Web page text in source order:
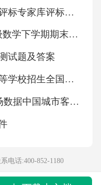
和改进等要素。A
；B项过程控制是
销策略属于企业运
的核心要素关联性
善村民饮用水质
下哪项措施在自
2026年浙江省综合性评标专家库评标专家考试在线题库
2025-2026学年四年级数学下学期期末真题重组试题01（山东专用 青岛版五四制） 含答案
试题及答案
重庆市2026年普通高等学校招生全国统一考试 生物+答案
2026年及未来5年市场数据中国城市客运行业市场调研分析及投资前景预测报告
电话:400-852-1180